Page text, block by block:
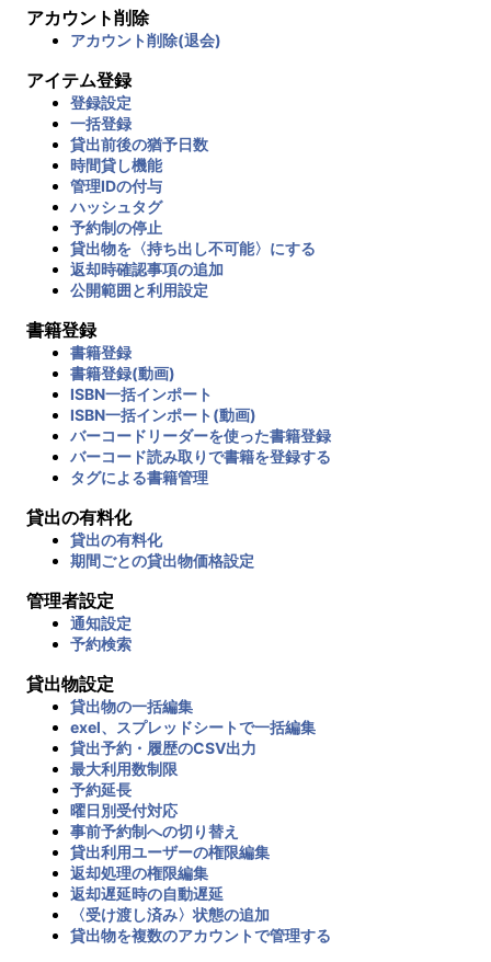
アカウント削除
アカウント削除(退会)
アイテム登録
登録設定
一括登録
貸出前後の猶予日数
時間貸し機能
管理IDの付与
ハッシュタグ
予約制の停止
貸出物を〈持ち出し不可能〉にする
返却時確認事項の追加
公開範囲と利用設定
書籍登録
書籍登録
書籍登録(動画)
ISBN一括インポート
ISBN一括インポート(動画)
バーコードリーダーを使った書籍登録
バーコード読み取りで書籍を登録する
タグによる書籍管理
貸出の有料化
貸出の有料化
期間ごとの貸出物価格設定
管理者設定
通知設定
予約検索
貸出物設定
貸出物の一括編集
exel、スプレッドシートで一括編集
貸出予約・履歴のCSV出力
最大利用数制限
予約延長
曜日別受付対応
事前予約制への切り替え
貸出利用ユーザーの権限編集
返却処理の権限編集
返却遅延時の自動遅延
〈受け渡し済み〉状態の追加
貸出物を複数のアカウントで管理する